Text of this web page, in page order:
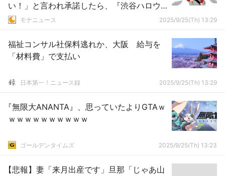
い！」と言われ承諾したら、『渋谷ハロウ
ィンで痴漢した若者が逮捕された』ニュー
モナニュース 2025/9/25(Th) 13:29
福祉コンサル社保料逃れか、大阪 給与を
「材料費」で支払い
日本第一！ニュース録 2025/9/25(Th) 13:29
『無限大ANANTA』、思っていたよりGTAｗ
ｗｗｗｗｗｗｗｗｗｗ
ゴールデンタイムズ 2025/9/25(Th) 13:23
【悲報】妻「来月出産です」旦那「じゃあ山